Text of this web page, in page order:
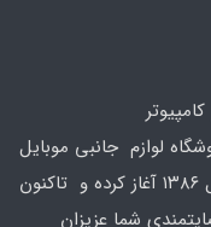
لوازم جانبی موبایل
و کامپیوتر در محدوده که کار خود را از سال ۱۳۸۶ آغاز کرده و تاکنون
شما عزیزان